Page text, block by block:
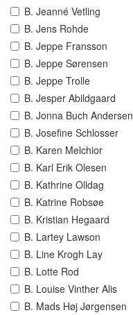
B. Jeanné Vetling
B. Jens Rohde
B. Jeppe Fransson
B. Jeppe Sørensen
B. Jeppe Trolle
B. Jesper Abildgaard
B. Jonna Buch Andersen
B. Josefine Schlosser
B. Karen Melchior
B. Karl Erik Olesen
B. Kathrine Olldag
B. Katrine Robsøe
B. Kristian Hegaard
B. Lartey Lawson
B. Line Krogh Lay
B. Lotte Rod
B. Louise Vinther Alis
B. Mads Høj Jørgensen